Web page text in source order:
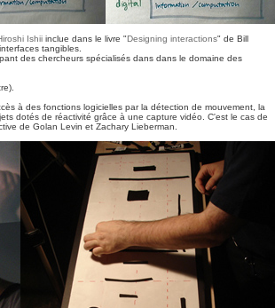
Ishii inclue dans le livre "Designing interactions" de Bill
tangibles.
des chercheurs spécialisés dans dans le domaine des
à des fonctions logicielles par la détection de mouvement, la
dotés de réactivité grâce à une capture vidéo. C'est le cas de
de Golan Levin et Zachary Lieberman.